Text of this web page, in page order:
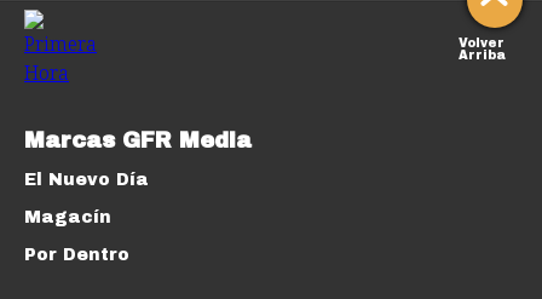
Volver
Arriba
Marcas GFR Media
El Nuevo Día
Magacín
Por Dentro